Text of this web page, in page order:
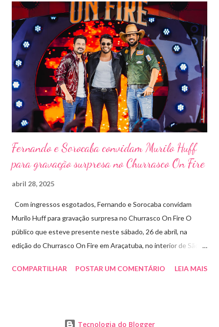
requisitados pelos organizadores de eventos em todo o país.
Pela segunda vez, a organização do evento está a cargo da
Marini Eventos — empresa com ampla experiência na promoção
de grandes festivais pelo Brasil, como a retomada da FAPIL
(Feira Agropecuária e Industrial de Leme) no ano passado. O
Pontal Rodeo Music reforça mais uma vez seu compromisso
social: os ingressos poderão ser trocados por 1 kg de alimento
não perecível. Toda a arr...
Fernando e Sorocaba convidam Murilo Huff
para gravação surpresa no Churrasco On Fire
abril 28, 2025
Com ingressos esgotados, Fernando e Sorocaba convidam
Murilo Huff para gravação surpresa no Churrasco On Fire O
público que esteve presente neste sábado, 26 de abril, na
edição do Churrasco On Fire em Araçatuba, no interior de São
Huff subiu ao palco de surpresa para gravar duas faixas ao lado
COMPARTILHAR POSTAR UM COMENTÁRIO LEIA MAIS
Tecnologia do Blogger